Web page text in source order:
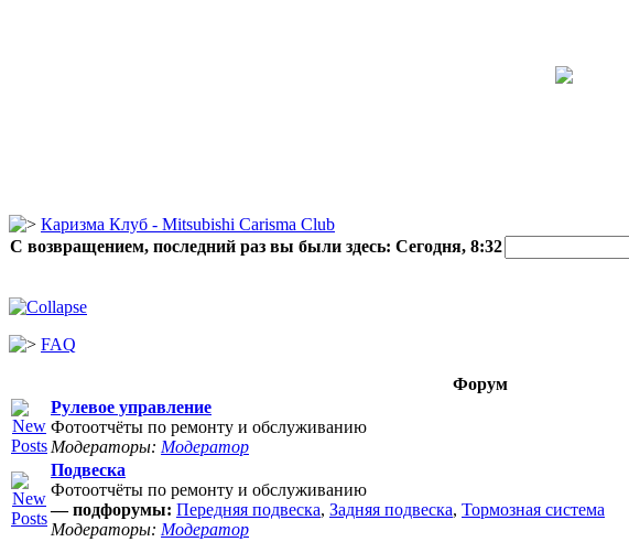
Каризма Клуб - Mitsubishi Carisma Club
С возвращением, последний раз вы были здесь: Сегодня, 8:32
FAQ
Форум
Рулевое управление
Фотоотчёты по ремонту и обслуживанию
Модераторы: Модератор
Подвеска
Фотоотчёты по ремонту и обслуживанию
— подфорумы: Передняя подвеска, Задняя подвеска, Тормозная система
Модераторы: Модератор